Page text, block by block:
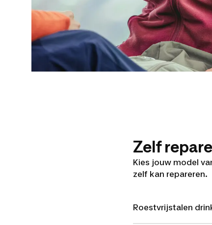
Zelf
Kies jouw model
zelf kan repareren.
Roestvrijstalen